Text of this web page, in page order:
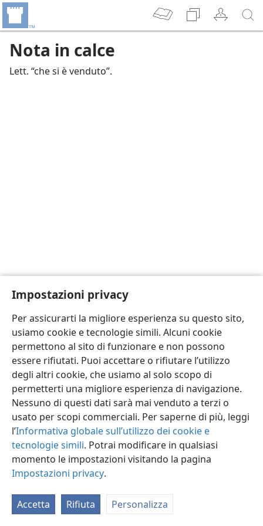
Impostazioni privacy
Per assicurarti la migliore esperienza su questo sito,
usiamo cookie e tecnologie simili. Alcuni cookie
permettono al sito di funzionare e non possono
essere rifiutati. Puoi accettare o rifiutare l’utilizzo
degli altri cookie, che usiamo al solo scopo di
permetterti una migliore esperienza di navigazione.
Nessuno di questi dati sarà mai venduto a terzi o
usato per scopi commerciali. Per saperne di più, leggi
l’Informativa globale sull’utilizzo dei cookie e
tecnologie simili. Potrai modificare in qualsiasi
momento le impostazioni visitando la pagina
Impostazioni privacy.
Accetta Rifiuta Personalizza
Nota in calce
Lett. “che si è venduto”.
Italiano
Copyright © 2026 Watch Tower Bible and Tract Society of Pennsylvania
JW.ORG
Accedi